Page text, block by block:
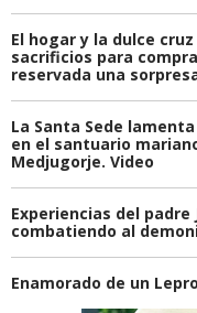
El hogar y la dulce
sacrificios para
reservada una
La Santa Sede
en el santuario
Medjugorje. Video
Experiencias del padre
combatiendo al
Enamorado de un